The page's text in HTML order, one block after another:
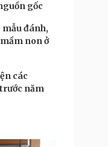
gốc
đánh,
non ở
các
năm